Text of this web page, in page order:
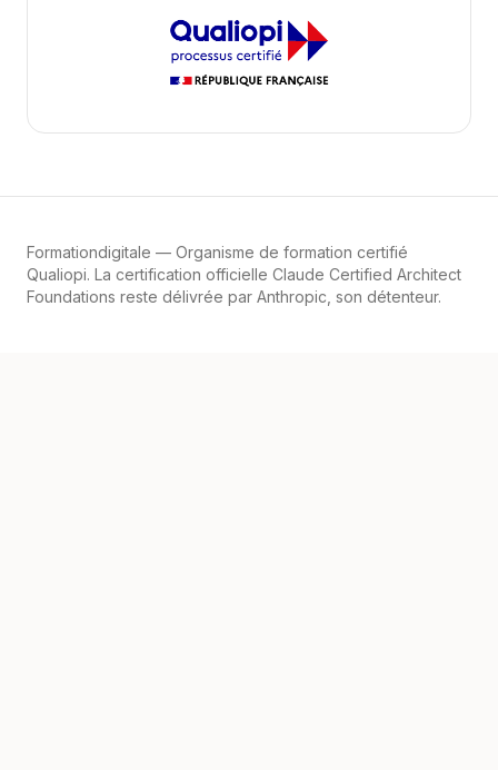
Formationdigitale — Organisme de formation certifié
Qualiopi. La certification officielle Claude Certified Architect
Foundations reste délivrée par Anthropic, son détenteur.